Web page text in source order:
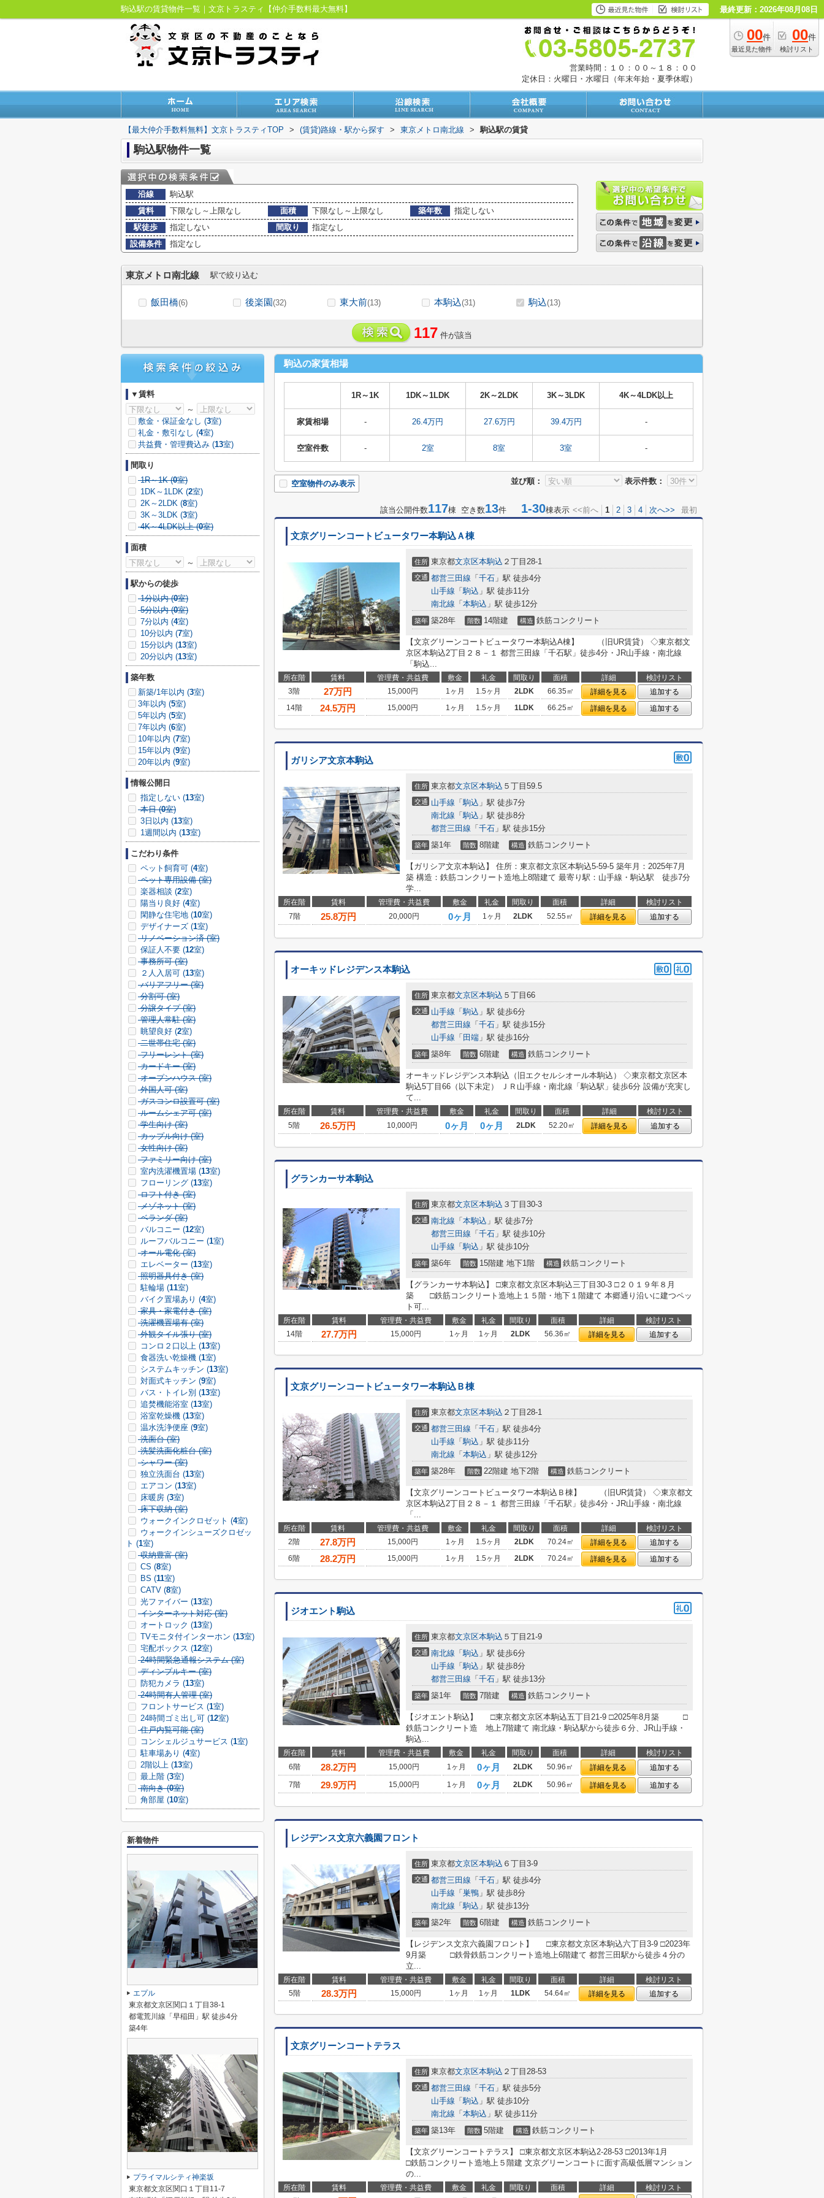
駒込駅の賃貸物件一覧｜文京トラスティ【仲介手数料最大無料】 最終更新：2026年08月08日
00件
最近見た物件
00件
検討リスト
営業時間：１０：００～１８：００
定休日：火曜日・水曜日（年末年始・夏季休暇）
【最大仲介手数料無料】文京トラスティTOP > (賃貸)路線・駅から探す > 東京メトロ南北線 > 駒込駅の賃貸
駒込駅物件一覧
沿線
駒込駅
賃料
下限なし～上限なし 面積 下限なし～上限なし 築年数
指定しない
駅徒歩
指定しない 間取り
指定なし
設備条件
指定なし
東京メトロ南北線 駅で絞り込む
飯田橋(6) 後楽園(32) 東大前(13) 本駒込(31) 駒込(13)
117 件が該当
駒込の家賃相場
1R～1K 1DK～1LDK 2K～2LDK 3K～3LDK 4K～4LDK以上
家賃相場 - 26.4万円 27.6万円 39.4万円 -
空室件数 - 2室 8室 3室 -
並び順： 表示件数：
空室物件のみ表示
該当公開件数117棟 空き数13件 1-30棟表示 <<前へ 1 2 3 4 次へ>> 最初
文京グリーンコートビュータワー本駒込Ａ棟
住所 東京都文京区本駒込 ２丁目28-1
交通 都営三田線 「 千石 」駅 徒歩4分
山手線 「駒込 」駅 徒歩11分
南北線 「 本駒込 」駅 徒歩12分
築年 築28年 階数 14階建 構造 鉄筋コンクリート
【文京グリーンコートビュータワー本駒込A棟】 （旧UR賃貸） ◇東京都文
京区本駒込2丁目２８－１ 都営三田線「千石駅」徒歩4分・JR山手線・南北線
「駒込...
所在階 賃料 管理費・共益費 敷金 礼金 間取り 面積 詳細
検討リスト
3階
27万円 15,000円 1ヶ月 1.5ヶ月 2LDK 66.35㎡ 詳細を見る
追加する
14階
24.5万円 15,000円 1ヶ月 1.5ヶ月 1LDK 66.25㎡ 詳細を見る 追加する
ガリシア文京本駒込
住所 東京都文京区本駒込 ５丁目59.5
交通 山手線 「駒込 」駅 徒歩7分
南北線 「駒込 」駅 徒歩8分
都営三田線 「 千石 」駅 徒歩15分
築年 築1年 階数 8階建 構造 鉄筋コンクリート
【ガリシア文京本駒込】 住所：東京都文京区本駒込5-59-5 築年月：2025年7月
築 構造：鉄筋コンクリート造地上8階建て 最寄り駅：山手線・駒込駅 徒歩7分
学...
所在階 賃料 管理費・共益費 敷金 礼金 間取り 面積 詳細
検討リスト
7階
25.8万円 20,000円 0ヶ月 1ヶ月 2LDK 52.55㎡ 詳細を見る 追加する
オーキッドレジデンス本駒込
住所 東京都文京区本駒込 ５丁目66
交通 山手線 「駒込 」駅 徒歩6分
都営三田線 「 千石 」駅 徒歩15分
山手線 「 田端 」駅 徒歩16分
築年 築8年 階数 6階建 構造 鉄筋コンクリート
オーキッドレジデンス本駒込（旧エクセルシオール本駒込） ◇東京都文京区本
駒込5丁目66（以下未定） ＪＲ山手線・南北線「駒込駅」徒歩6分 設備が充実し
て...
所在階 賃料 管理費・共益費 敷金 礼金 間取り 面積 詳細
検討リスト
5階
26.5万円 10,000円 0ヶ月 0ヶ月 2LDK 52.20㎡ 詳細を見る 追加する
グランカーサ本駒込
住所 東京都文京区本駒込 ３丁目30-3
交通 南北線 「 本駒込 」駅 徒歩7分
都営三田線 「 千石 」駅 徒歩10分
山手線 「駒込 」駅 徒歩10分
築年 築6年 階数 15階建 地下1階 構造 鉄筋コンクリート
【グランカーサ本駒込】 □東京都文京区本駒込三丁目30-3 □２０１９年８月
築 □鉄筋コンクリート造地上１５階・地下１階建て 本郷通り沿いに建つペッ
ト可...
所在階 賃料 管理費・共益費 敷金 礼金 間取り 面積 詳細
検討リスト
14階
27.7万円 15,000円 1ヶ月 1ヶ月 2LDK 56.36㎡ 詳細を見る 追加する
文京グリーンコートビュータワー本駒込Ｂ棟
住所 東京都文京区本駒込 ２丁目28-1
交通 都営三田線 「 千石 」駅 徒歩4分
山手線 「駒込 」駅 徒歩11分
南北線 「 本駒込 」駅 徒歩12分
築年 築28年 階数 22階建 地下2階 構造 鉄筋コンクリート
【文京グリーンコートビュータワー本駒込Ｂ棟】 （旧UR賃貸） ◇東京都文
京区本駒込2丁目２８－１ 都営三田線「千石駅」徒歩4分・JR山手線・南北線
「...
所在階 賃料 管理費・共益費 敷金 礼金 間取り 面積 詳細
検討リスト
2階
27.8万円 15,000円 1ヶ月 1.5ヶ月 2LDK 70.24㎡ 詳細を見る
追加する
6階
28.2万円 15,000円 1ヶ月 1.5ヶ月 2LDK 70.24㎡ 詳細を見る 追加する
ジオエント駒込
住所 東京都文京区本駒込 ５丁目21-9
交通 南北線 「駒込 」駅 徒歩6分
山手線 「駒込 」駅 徒歩8分
都営三田線 「 千石 」駅 徒歩13分
築年 築1年 階数 7階建 構造 鉄筋コンクリート
【ジオエント駒込】 □東京都文京区本駒込五丁目21-9 □2025年8月築 □
鉄筋コンクリート造 地上7階建て 南北線・駒込駅から徒歩６分、JR山手線・
駒込...
所在階 賃料 管理費・共益費 敷金 礼金 間取り 面積 詳細
検討リスト
6階
28.2万円 15,000円 1ヶ月 0ヶ月 2LDK 50.96㎡ 詳細を見る
追加する
7階
29.9万円 15,000円 1ヶ月 0ヶ月 2LDK 50.96㎡ 詳細を見る 追加する
レジデンス文京六義園フロント
住所 東京都文京区本駒込 ６丁目3-9
交通 都営三田線 「 千石 」駅 徒歩4分
山手線 「 巣鴨 」駅 徒歩8分
南北線 「駒込 」駅 徒歩13分
築年 築2年 階数 6階建 構造 鉄筋コンクリート
【レジデンス文京六義園フロント】 □東京都文京区本駒込六丁目3-9 □2023年
9月築 □鉄骨鉄筋コンクリート造地上6階建て 都営三田駅から徒歩４分の
立...
所在階 賃料 管理費・共益費 敷金 礼金 間取り 面積 詳細
検討リスト
5階
28.3万円 15,000円 1ヶ月 1ヶ月 1LDK 54.64㎡ 詳細を見る 追加する
文京グリーンコートテラス
住所 東京都文京区本駒込 ２丁目28-53
交通 都営三田線 「 千石 」駅 徒歩5分
山手線 「駒込 」駅 徒歩10分
南北線 「 本駒込 」駅 徒歩11分
築年 築13年 階数 5階建 構造 鉄筋コンクリート
【文京グリーンコートテラス】 □東京都文京区本駒込2-28-53 □2013年1月
□鉄筋コンクリート造地上５階建 文京グリーンコートに面す高級低層マンション
の...
所在階 賃料 管理費・共益費 敷金 礼金 間取り 面積 詳細
検討リスト
▼賃料
～
敷金・保証金なし (3室)
礼金・敷引なし (4室)
共益費・管理費込み (13室)
間取り
1R～1K (0室)
1DK～1LDK (2室)
2K～2LDK (8室)
3K～3LDK (3室)
4K～4LDK以上 (0室)
面積
～
駅からの徒歩
1分以内 (0室)
5分以内 (0室)
7分以内 (4室)
10分以内 (7室)
15分以内 (13室)
20分以内 (13室)
築年数
新築/1年以内 (3室)
3年以内 (5室)
5年以内 (5室)
7年以内 (6室)
10年以内 (7室)
15年以内 (9室)
20年以内 (9室)
情報公開日
指定しない (13室)
本日 (0室)
3日以内 (13室)
1週間以内 (13室)
こだわり条件
ペット飼育可 (4室)
ペット専用設備 (室)
楽器相談 (2室)
陽当り良好 (4室)
閑静な住宅地 (10室)
デザイナーズ (1室)
リノベーション済 (室)
保証人不要 (12室)
事務所可 (室)
２人入居可 (13室)
バリアフリー (室)
分割可 (室)
分譲タイプ (室)
管理人常駐 (室)
眺望良好 (2室)
二世帯住宅 (室)
フリーレント (室)
カードキー (室)
オープンハウス (室)
外国人可 (室)
ガスコンロ設置可 (室)
ルームシェア可 (室)
学生向け (室)
カップル向け (室)
女性向け (室)
ファミリー向け (室)
室内洗濯機置場 (13室)
フローリング (13室)
ロフト付き (室)
メゾネット (室)
ベランダ (室)
バルコニー (12室)
ルーフバルコニー (1室)
オール電化 (室)
エレベーター (13室)
照明器具付き (室)
駐輪場 (11室)
バイク置場あり (4室)
家具・家電付き (室)
洗濯機置場有 (室)
外観タイル張り (室)
コンロ２口以上 (13室)
食器洗い乾燥機 (1室)
システムキッチン (13室)
対面式キッチン (9室)
バス・トイレ別 (13室)
追焚機能浴室 (13室)
浴室乾燥機 (13室)
温水洗浄便座 (9室)
洗面台 (室)
洗髪洗面化粧台 (室)
シャワー (室)
独立洗面台 (13室)
エアコン (13室)
床暖房 (3室)
床下収納 (室)
ウォークインクロゼット (4室)
ウォークインシューズクロゼッ
ト (1室)
収納豊富 (室)
CS (8室)
BS (11室)
CATV (8室)
光ファイバー (13室)
インターネット対応 (室)
オートロック (13室)
TVモニタ付インターホン (13室)
宅配ボックス (12室)
24時間緊急通報システム (室)
ディンプルキー (室)
防犯カメラ (13室)
24時間有人管理 (室)
フロントサービス (1室)
24時間ゴミ出し可 (12室)
住戸内覧可能 (室)
コンシェルジュサービス (1室)
駐車場あり (4室)
2階以上 (13室)
最上階 (3室)
南向き (0室)
角部屋 (10室)
新着物件
エプル
東京都文京区関口１丁目38-1
都電荒川線「早稲田」駅 徒歩4分
築4年
プライマルシティ神楽坂
東京都文京区関口１丁目11-7